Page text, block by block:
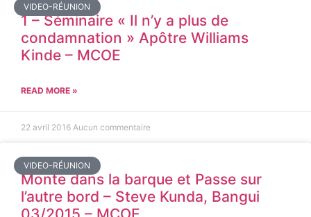
VIDEO-RÉUNION
1 – Séminaire « Il n’y a plus de
condamnation » Apôtre Williams
Kinde – MCOE
READ MORE »
22 avril 2016 Aucun commentaire
VIDEO-RÉUNION
Monte dans la barque et Passe sur
l’autre bord – Steve Kunda, Bangui